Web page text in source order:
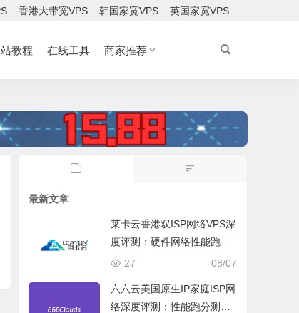
香港大带宽VPS 韩国家宽VPS 英国家宽VPS
教程 在线工具 商家推荐
最新文章
莱卡云香港双ISP网络VPS深
度评测：硬件网络性能跑
分、流媒体兼容测试和选择
08/07
27
六六云美国原生IP家庭ISP网
络深度评测：性能跑分测